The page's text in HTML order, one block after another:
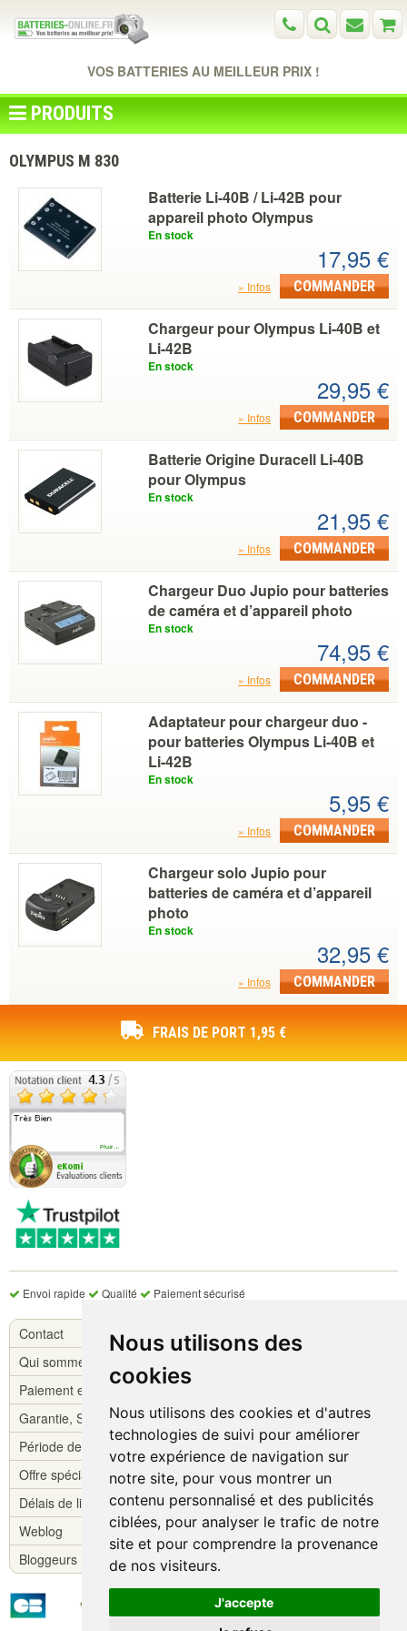
Nous utilisons des
cookies
Nous utilisons des cookies et d'autres
technologies de suivi pour améliorer
votre expérience de navigation sur
notre site, pour vous montrer un
contenu personnalisé et des publicités
ciblées, pour analyser le trafic de notre
site et pour comprendre la provenance
de nos visiteurs.
J'accepte
VOS BATTERIES AU MEILLEUR PRIX !
PRODUITS
OLYMPUS Μ 830
Batterie Li-40B / Li-42B pour
appareil photo Olympus
En stock
17,95 €
COMMANDER
Infos
Chargeur pour Olympus Li-40B et
Li-42B
En stock
29,95 €
COMMANDER
Infos
Batterie Origine Duracell Li-40B
pour Olympus
En stock
21,95 €
COMMANDER
Infos
Chargeur Duo Jupio pour batteries
de caméra et d’appareil photo
En stock
74,95 €
COMMANDER
Infos
Adaptateur pour chargeur duo -
pour batteries Olympus Li-40B et
Li-42B
En stock
5,95 €
COMMANDER
Infos
Chargeur solo Jupio pour
batteries de caméra et d’appareil
photo
En stock
32,95 €
COMMANDER
Infos
FRAIS DE PORT 1,95 €
Envoi rapide Qualité Paiement sécurisé
Contact
Qui sommes-nous ?
Paiement et livraison
Garantie, S.A.V.
Période de réflexion
Offre spéciale !
Délais de livraison
Weblog
Bloggeurs